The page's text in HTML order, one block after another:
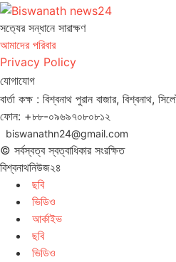
সত‌্যের সন্ধানে সারাক্ষণ
আমাদের পরিবার
Privacy Policy
যোগাযোগ
বার্তা কক্ষ : বিশ্বনাথ পুরান বাজার, বিশ্বনাথ,
ফোন: +৮৮-০৯৬৯৭০৮০৮১২
biswanathn24@gmail.com
© সর্বস্বত্ব স্বত্বাধিকার সংরক্ষিত
বিশ্বনাথনিউজ২৪
ছবি
ভিডিও
আর্কাইভ
ছবি
ভিডিও